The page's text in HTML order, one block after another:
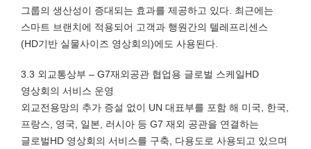
그룹의 생산성이 증대되는 효과를 제공하고 있다. 최근에는
스마트 브랜치에 적용되어 고객과 행원간의 텔레프리센스
(HD기반 실물사이즈 영상회의)에도 사용된다.
3.3 외교통상부 – G7재외공관 협업용 글로벌 스케일HD
영상회의 서비스 운영
외교전용망의 추가 증설 없이 UN 대표부를 포함 해 미국, 한국,
프랑스, 영국, 일본, 러시아 등 G7 재외 공관을 연결하는
글로벌HD 영상회의 서비스를 구축, 다용도로 사용되고 있으며